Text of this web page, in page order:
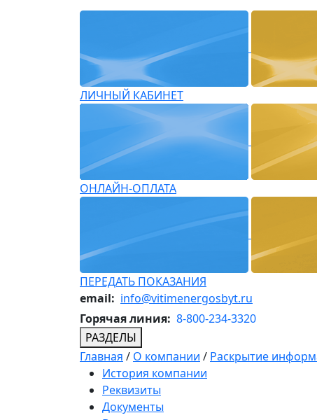
ЛИЧНЫЙ КАБИНЕТ
ОНЛАЙН-ОПЛАТА
ПЕРЕДАТЬ ПОКАЗАНИЯ
email: info@vitimenergosbyt.ru
Горячая линия: 8-800-234-3320
РАЗДЕЛЫ
Главная / О компании / Раскрытие
История компании
Реквизиты
Документы